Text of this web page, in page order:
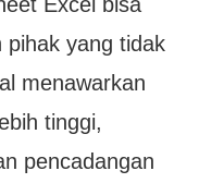
pihak yang tidak
menawarkan
tinggi,
pencadangan